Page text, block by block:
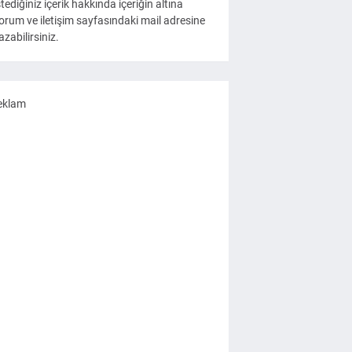
içerik hakkında içeriğin altına
ve iletişim sayfasındaki mail adresine